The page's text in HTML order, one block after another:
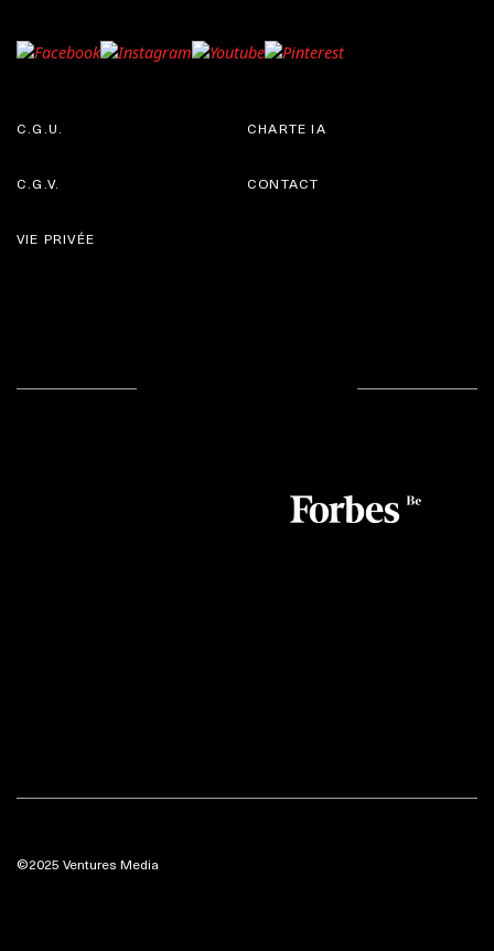
C.G.U.
C.G.V.
CHARTE IA
CONTACT
VIE PRIVÉE